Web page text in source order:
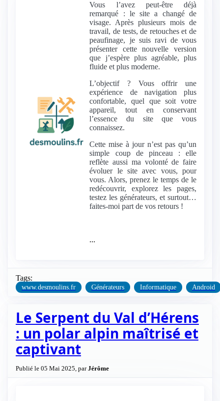
Vous l’avez peut-être déjà
remarqué : le site a changé de
visage. Après plusieurs mois de
travail, de tests, de retouches et de
peaufinage, je suis ravi de vous
présenter cette nouvelle version
que j’espère plus agréable, plus
fluide et plus moderne.
L’objectif ? Vous offrir une
expérience de navigation plus
confortable, quel que soit votre
appareil, tout en conservant
l’essence du site que vous
connaissez.
Cette mise à jour n’est pas qu’un
simple coup de pinceau : elle
reflète aussi ma volonté de faire
évoluer le site avec vous, pour
vous. Alors, prenez le temps de le
redécouvrir, explorez les pages,
testez les générateurs, et surtout…
faites-moi part de vos retours !
...
Tags:
www.desmoulins.fr Générateurs Informatique Android
Le Serpent du Val d’Hérens
: un polar alpin maîtrisé et
captivant
Publié le 05 Mai 2025, parJérôme